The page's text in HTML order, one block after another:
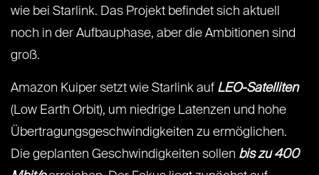
wie bei Starlink. Das Projekt befindet sich aktuell
noch in der Aufbauphase, aber die Ambitionen sind
groß.
Amazon Kuiper setzt wie Starlink auf LEO-Satelliten
(Low Earth Orbit), um niedrige Latenzen und hohe
Übertragungsgeschwindigkeiten zu ermöglichen.
Die geplanten Geschwindigkeiten sollen bis zu 400